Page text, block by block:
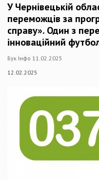
У Чернівецькій
переможців за
справу». Один з
інноваційний
Бук Інфо 11.02.2025
12.02.2025